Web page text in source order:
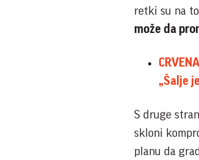
retki su na
može da
„Šalje
S druge
skloni
planu da